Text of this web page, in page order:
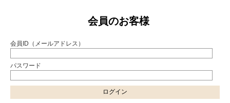
会員のお客様
会員ID（メールアドレス）
パスワード